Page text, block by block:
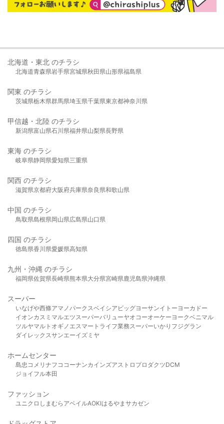
北海道・東北 のチラシ
北海道青森県岩手県宮城県秋田県山形県福島県
関東 のチラシ
茨城県栃木県群馬県埼玉県千葉県東京都神奈川県
甲信越・北陸 のチラシ
新潟県富山県石川県福井県山梨県長野県
東海 のチラシ
岐阜県静岡県愛知県三重県
関西 のチラシ
滋賀県京都府大阪府兵庫県奈良県和歌山県
中国 のチラシ
鳥取県島根県岡山県広島県山口県
四国 のチラシ
徳島県香川県愛媛県高知県
九州・沖縄 のチラシ
福岡県佐賀県長崎県熊本県大分県宮崎県鹿児島県沖縄県
スーパー
いなげや西條アマノパークスベイシア ビッグヨーサンイトーヨーカドー
イオンカスミ マルエツスーパーバリューヤオコーオーケー ヨークベニマル
ツルヤマルト オギノ エスマート ライフ業務スーパーいかり フジグラン
ダイレックスサンエーイズミヤ
ホームセンター
島忠 コメリ ナフコ コーナンカインズアストロプロダクツDCM
ジョイフル本田
ファッション
ユニクロ しまむら アベイルAOKIはるやま サカゼン